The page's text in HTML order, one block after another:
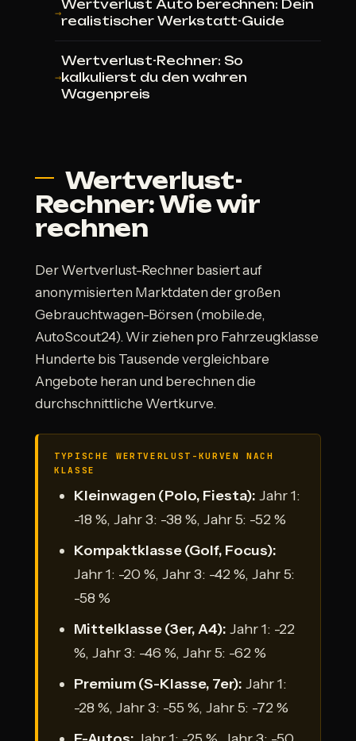
Wertverlust Auto berechnen: Dein
realistischer Werkstatt-Guide
Wertverlust-Rechner: So
kalkulierst du den wahren
Wagenpreis
Wertverlust-
Rechner: Wie wir
rechnen
Der Wertverlust-Rechner basiert auf
anonymisierten Marktdaten der großen
Gebrauchtwagen-Börsen (mobile.de,
AutoScout24). Wir ziehen pro Fahrzeugklasse
Hunderte bis Tausende vergleichbare
Angebote heran und berechnen die
durchschnittliche Wertkurve.
TYPISCHE WERTVERLUST-KURVEN NACH
KLASSE
Kleinwagen (Polo, Fiesta): Jahr 1:
-18 %, Jahr 3: -38 %, Jahr 5: -52 %
Kompaktklasse (Golf, Focus):
Jahr 1: -20 %, Jahr 3: -42 %, Jahr 5:
-58 %
Mittelklasse (3er, A4): Jahr 1: -22
%, Jahr 3: -46 %, Jahr 5: -62 %
Premium (S-Klasse, 7er): Jahr 1:
-28 %, Jahr 3: -55 %, Jahr 5: -72 %